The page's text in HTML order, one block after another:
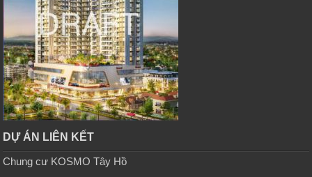
DỰ ÁN LIÊN KẾT
Chung cư KOSMO Tây Hồ